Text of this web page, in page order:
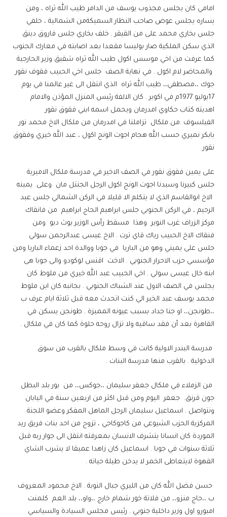
امامي كان يجلس مجذوب يوسف من الدامر طيب الله ثراه ، ومن
يساره يجلس عوض صاحب النظار السميكةمن الشمالية ، خلفي
جلس بخاري محمد على من القيقر . خلف بخاري جلس فاروق دينق
الذي سكن الملكية صار بوليسا مقعدا بعد اصابته في معارك الجنوب
كما عرفت من اخي موسس اكول طيب الله ثراه شقيق وزير الحارجية
والمحاضر لام اكول . في نهاية الصف جلس اخي الحبيب فقوف نقور
جوك ،،مصطفي،، طيب الله ثراه الذي انتقل الى غير عالمنا في يوم
17يوليو 1977م في اكوبر . كان الالفة رئيس المنزل المؤذن والامام
اهديته كتاب حكاوي امدرمان ويحمل اسمه ابني فقوق نقور
الفيلسوف .من ملكال تزاملنا في امدرمان من ملكال الاخ محمد نور
بابكر نميري حسب الله هجام اجوت الونج اكول ، عبد الله خيري وفقوق
نقور.
على يمين فقوق نقور في الصف الاخير في مدرسة ملكال الاميرية
جلس كبيرنا وسيدنا اجوت الونج اكول الرجل الجنتل مان وعلى يمينه
الاخ ابوالقاسم الذي لا يتكلم الا قليلا في الركن الشمالي جلس عبد
الرحيم ، في الركن الجنوبي جلس ابراهيم الحاج ابراهيم من فانقاك
مركز الزراف غرب النوير وهذا مسقط رأس الوزير بوث ديو ومن
فنقاك الاخ الحبيب رياك قاي ترت . الاخ عيسى عبدالرحمن سولي
جلس على يميني وهو من الباريا في جوبا ووالدة احد زعماء الباريا ومن
مؤسسي حزب الاحرار الجنوبي . الاخت اقنس لوكودو والى جوبا هى
ابنه خال عيسى سولي . اخي الحبيب عبد الله خيري من ملوط كان
يجلس في الصف الاول عند الشباك الجنوبي . بجانبه كان ابن ملوط
محمد يوسف عبد الخير الي كنت اتحدث معه قبل ثلاثة ايام عرف ب
،،طونجن،، او جنا جداد بسبب عيونه المميزة . طونجن يسكن في
القاهرة بعد أن فقد ساقيه ولا تزال روحه حلوة كما كان في ملكال .
مدرسة البندر الاولية كانت في وسط ملكال بالقرب من سوق
الدخولية . بالقرب منها مدرسة البنات .
من الزملاء في ملكال جعفر سليمان ،،جوكس،، من بور بلد البطل
جون قرنق. جعفر اليوم ومن قبل اكثر من اربعين سنة في اليابان
ونتواصل . اسماعيل سليمان الرجل الماهل المفكر وعضو اللجنة
المركزية الحزب الشيوعي من كاجوكاجي ، تزوح من احد بنات فريق ريد
الموردة كان انسانا يتشرف الانسان بمعرفته انتقل الى جوار ربه قبل
ثلاثة سنوات في جوبا . اسماعيل كان زاهدا عميقا لا يشرب الشاي
القهوة لايتعاطى الخمر لا يدخن طيلة حياته .
حسن فضل الله كان من الليري جبال النوبة . الاخ محمود المعروف
ب ،،حاج منزو،، من فلاتة خور شمام خارج ،،واو،، بلد العم كلمنت
امبورو اول وزير داخلية جنوبي . رئيس مجلس السيادة والسياسي